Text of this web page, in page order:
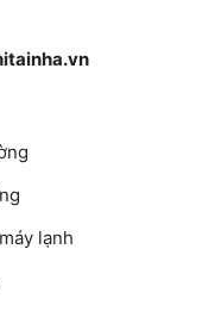
lạnh